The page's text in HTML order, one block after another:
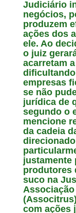
Judiciário
negócios,
produzem
ações dos
ele. Ao
o juiz
acarretam
empresas
se não
jurídica de
segundo o
mencione
da cadeia
justamente
produtores
suco na
com ações